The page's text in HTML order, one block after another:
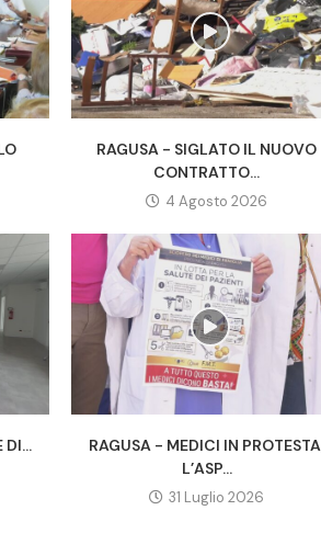
RAGUSA - SIGLATO IL NUOVO
CONTRATTO...
4 Agosto 2026
DI...
RAGUSA - MEDICI IN PROTESTA,
L’ASP...
31 Luglio 2026